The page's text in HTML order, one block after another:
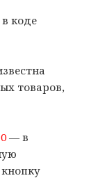
коде
товаров,
0 — в